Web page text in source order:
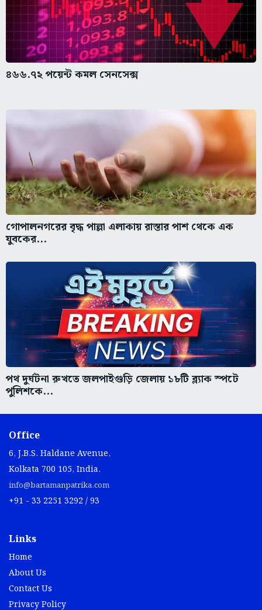
৪৬৬.৭২ পয়েন্ট কমল সেনসেক্স
গোপালনগরের বৃদ্ধ পাল্লা এলাকায় রাস্তার পাশ থেকে এক
যুবকের...
পথ দুর্ঘটনা রুখতে জলপাইগুড়ি জেলায় ১৮টি ব্ল্যাক স্পটে
পুলিশকে...
Office
6, J.B.S. Haldane Avenue,
Kolkata 700 105, India.
info@bartamanpatrika.com
+91 - 33 2251 3292 / 93
Links
Home
About Us
Contact Us
Privacy Policy